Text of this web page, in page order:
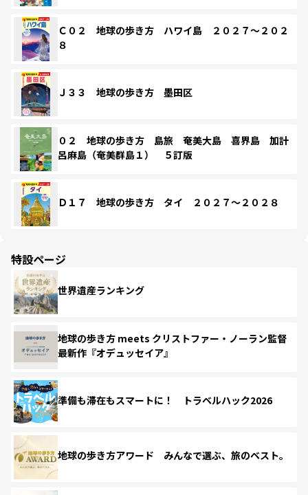
Ｃ０２ 地球の歩き方 ハワイ島 ２０２７～２０２
８
Ｊ３３ 地球の歩き方 墨田区
０２ 地球の歩き方 島旅 奄美大島 喜界島 加計
呂麻島（奄美群島１） ５訂版
Ｄ１７ 地球の歩き方 タイ ２０２７～２０２８
特設ページ
世界遺産ランキング
地球の歩き方 meets クリストファー・ノーラン監督
最新作『オデュッセイア』
準備も滞在もスマートに！ トラベルハック2026
地球の歩き方アワード みんなで選ぶ、旅のベスト。